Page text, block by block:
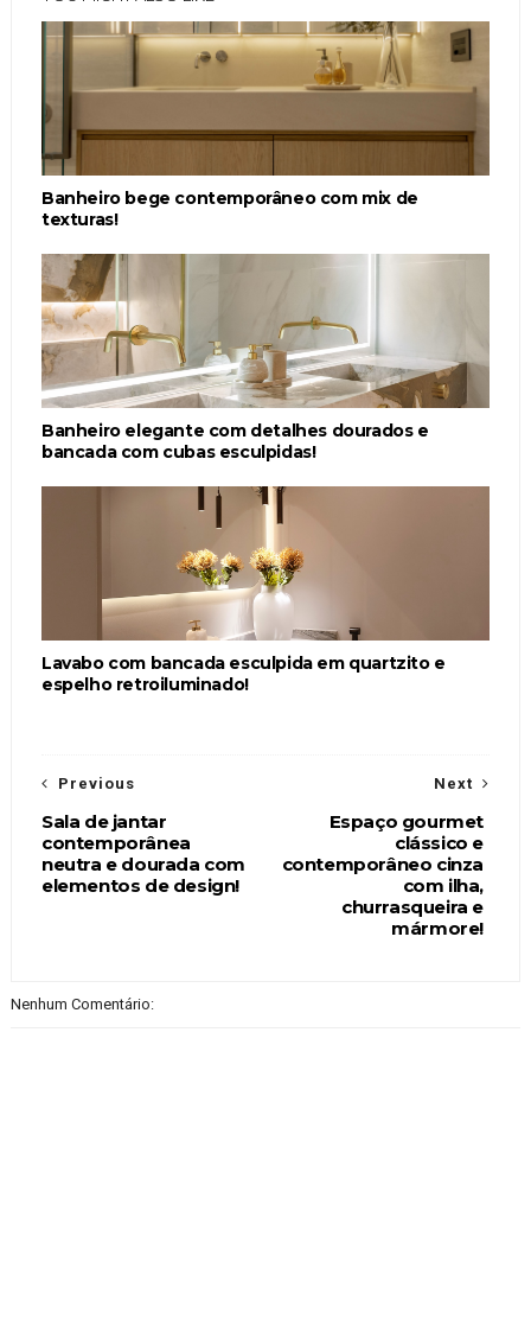
Banheiro bege contemporâneo com mix de
texturas!
Banheiro elegante com detalhes dourados e
bancada com cubas esculpidas!
Lavabo com bancada esculpida em quartzito e
espelho retroiluminado!
Next
Espaço gourmet
clássico e
contemporâneo cinza
com ilha,
churrasqueira e
mármore!
Previous
Sala de jantar
contemporânea
neutra e dourada com
elementos de design!
Nenhum Comentário: